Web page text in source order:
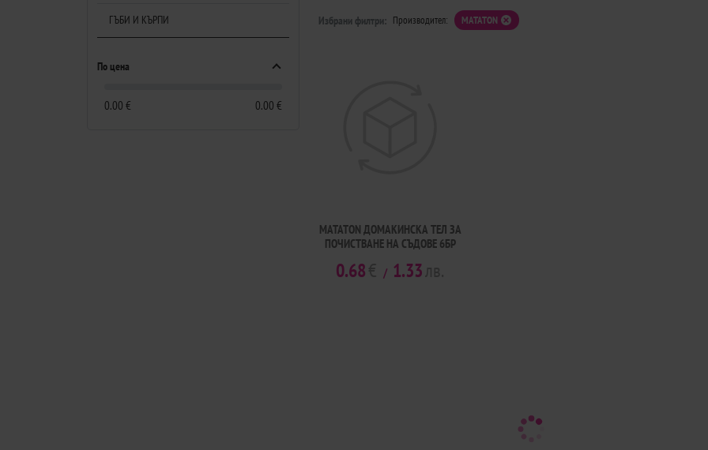
Избрани филтри: Производител: MATATON
MATATON ДОМАКИНСКА ТЕЛ ЗА
ПОЧИСТВАНЕ НА СЪДОВЕ 6БР
0.68 / 1.33
ГЪБИ И КЪРПИ
По цена
0.00 € 0.00 €